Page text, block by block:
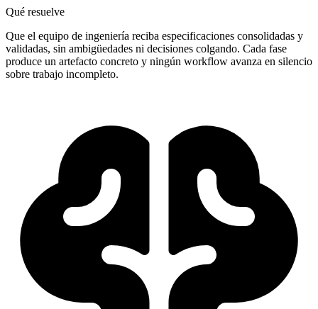
Qué resuelve
Que el equipo de ingeniería reciba especificaciones consolidadas y
validadas, sin ambigüedades ni decisiones colgando. Cada fase
produce un artefacto concreto y ningún workflow avanza en silencio
sobre trabajo incompleto.